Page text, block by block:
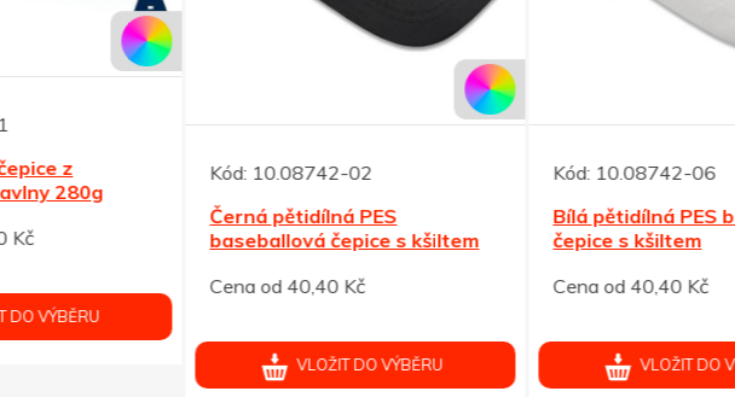
10.08742-02
Černá pětidílná PES
baseballová čepice s kšiltem
Cena od 40,40 Kč
VLOŽIT DO VÝBĚRU
10.08742-06
Bílá pětidílná PES baseballová
čepice s kšiltem
Cena od 40,40 Kč
VLOŽIT DO VÝBĚRU